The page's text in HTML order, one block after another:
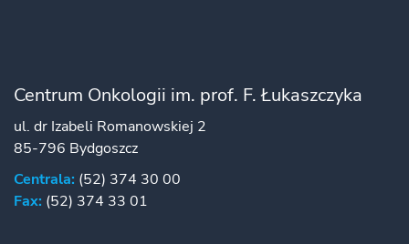
Centrum Onkologii im. prof. F. Łukaszczyka
ul. dr Izabeli Romanowskiej 2
85-796 Bydgoszcz
Centrala: (52) 374 30 00
Fax: (52) 374 33 01